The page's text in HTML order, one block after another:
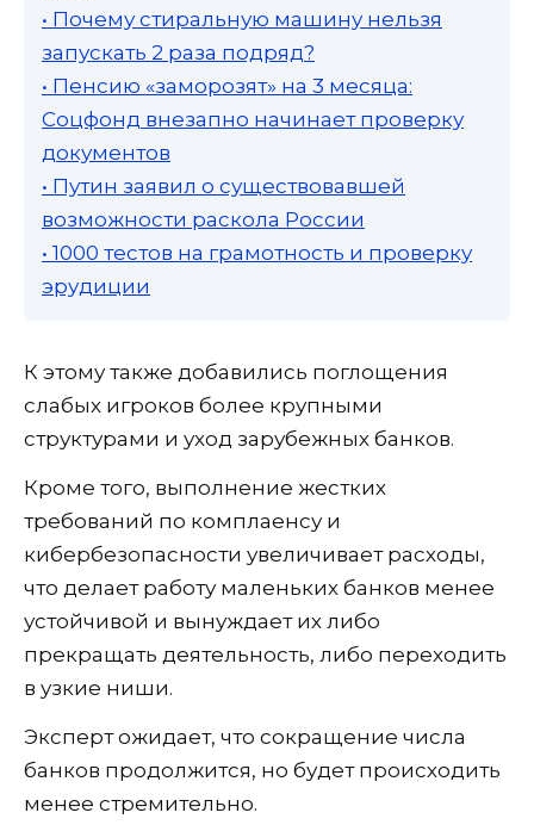
• Почему стиральную машину нельзя
запускать 2 раза подряд?
• Пенсию «заморозят» на 3 месяца:
Соцфонд внезапно начинает проверку
документов
• Путин заявил о существовавшей
возможности раскола России
• 1000 тестов на грамотность и проверку
эрудиции
К этому также добавились поглощения
слабых игроков более крупными
структурами и уход зарубежных банков.
Кроме того, выполнение жестких
требований по комплаенсу и
кибербезопасности увеличивает расходы,
что делает работу маленьких банков менее
устойчивой и вынуждает их либо
прекращать деятельность, либо переходить
в узкие ниши.
Эксперт ожидает, что сокращение числа
банков продолжится, но будет происходить
менее стремительно.